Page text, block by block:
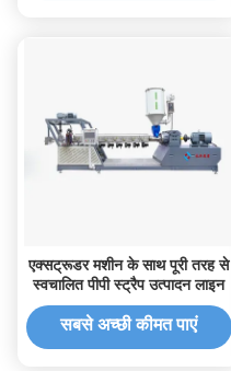
एक्सट्रूडर मशीन के साथ पूरी तरह से
स्वचालित पीपी स्ट्रैप उत्पादन लाइन
सबसे अच्छी कीमत पाएं